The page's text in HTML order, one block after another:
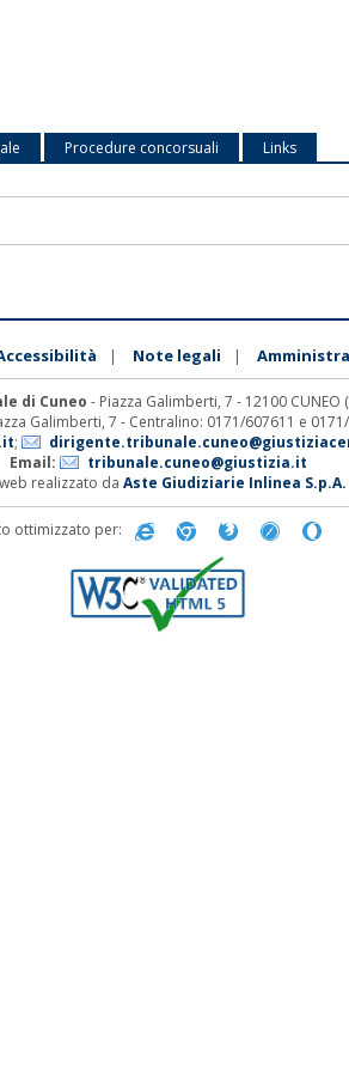
Procedure concorsuali
Links
| Note legali |
di Cuneo - Piazza Galimberti, 7 - 12100 CUNEO
Galimberti, 7 - Centralino: 0171/607611 e
;
Email:
tribunale.cuneo@giustizia.it
realizzato da Aste Giudiziarie Inlinea S.p.A.
ottimizzato per: